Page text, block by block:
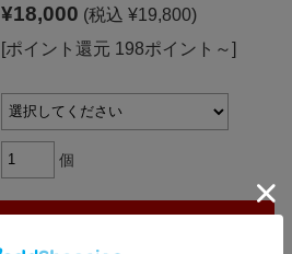
¥18,000 (税込 ¥19,800)
[ポイント還元 198ポイント～]
個